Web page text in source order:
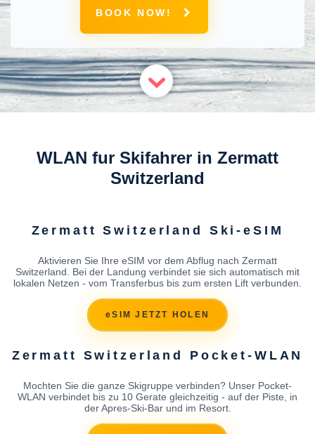
BOOK NOW!
WLAN fur Skifahrer in Zermatt
Switzerland
Zermatt Switzerland Ski-eSIM
Aktivieren Sie Ihre eSIM vor dem Abflug nach Zermatt
Switzerland. Bei der Landung verbindet sie sich automatisch mit
lokalen Netzen - vom Transferbus bis zum ersten Lift verbunden.
eSIM JETZT HOLEN
Zermatt Switzerland Pocket-WLAN
Mochten Sie die ganze Skigruppe verbinden? Unser Pocket-
WLAN verbindet bis zu 10 Gerate gleichzeitig - auf der Piste, in
der Apres-Ski-Bar und im Resort.